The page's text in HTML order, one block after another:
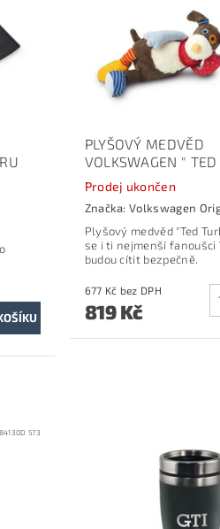
PLYŠOVÝ MEDVĚD
VOLKSWAGEN "
Prodej ukončen
Značka:Volkswagen
Plyšový medvěd "Ted
se i ti nejmenší fanoušci
budou cítit bezpečně.
677 Kč bez DPH
819 Kč
573